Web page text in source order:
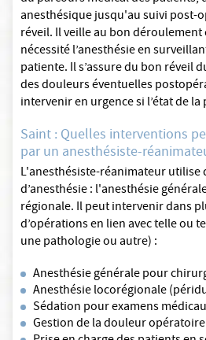
anesthésique jusqu'au suivi post-
réveil. Il veille au bon déroulement
nécessité l’anesthésie en
patiente. Il s’assure du bon réveil
des douleurs éventuelles
intervenir en urgence si l’état de
Saint : Quelles interventions
par un anesthésiste-
L'anesthésiste-réanimateur
d’anesthésie : l'anesthésie
régionale. Il peut intervenir dans
d’opérations en lien avec telle ou
une pathologie ou autre) :
Anesthésie générale pour
Anesthésie locorégionale
Sédation pour examens
Gestion de la douleur